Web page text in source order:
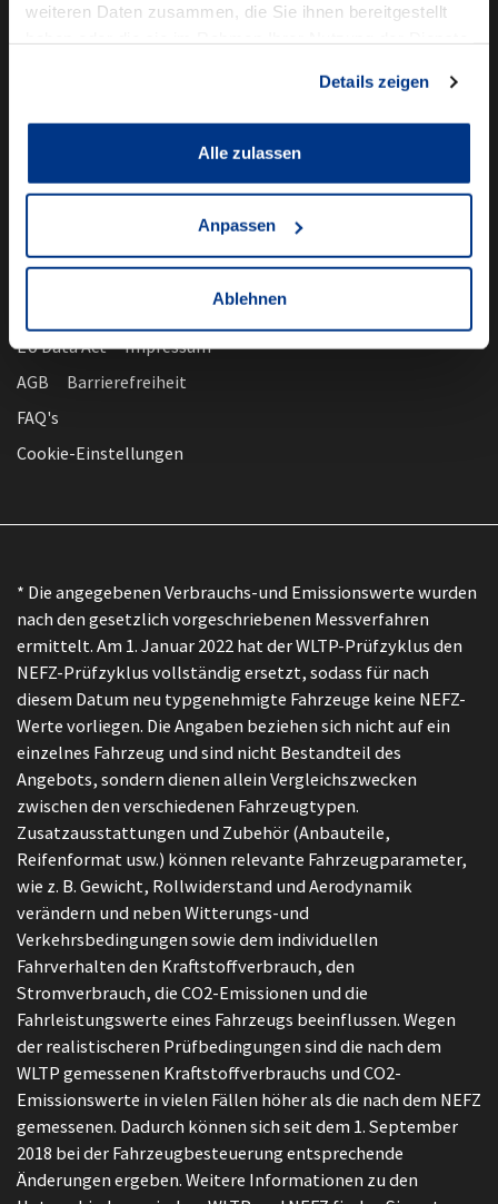
weiteren Daten zusammen, die Sie ihnen bereitgestellt
Details zeigen
Alle zulassen
Anpassen
Ablehnen
Autowelt Schmidt
News & Events
Ausbildung
EU Data Act
Impressum
AGB
Barrierefreiheit
FAQ's
Cookie-Einstellungen
* Die angegebenen Verbrauchs-und Emissionswerte wurden
nach den gesetzlich vorgeschriebenen Messverfahren
ermittelt. Am 1. Januar 2022 hat der WLTP-Prüfzyklus den
NEFZ-Prüfzyklus vollständig ersetzt, sodass für nach
diesem Datum neu typgenehmigte Fahrzeuge keine NEFZ-
Werte vorliegen. Die Angaben beziehen sich nicht auf ein
einzelnes Fahrzeug und sind nicht Bestandteil des
Angebots, sondern dienen allein Vergleichszwecken
zwischen den verschiedenen Fahrzeugtypen.
Zusatzausstattungen und Zubehör (Anbauteile,
Reifenformat usw.) können relevante Fahrzeugparameter,
wie z. B. Gewicht, Rollwiderstand und Aerodynamik
verändern und neben Witterungs-und
Verkehrsbedingungen sowie dem individuellen
Fahrverhalten den Kraftstoffverbrauch, den
Stromverbrauch, die CO2-Emissionen und die
Fahrleistungswerte eines Fahrzeugs beeinflussen. Wegen
der realistischeren Prüfbedingungen sind die nach dem
WLTP gemessenen Kraftstoffverbrauchs und CO2-
Emissionswerte in vielen Fällen höher als die nach dem NEFZ
gemessenen. Dadurch können sich seit dem 1. September
2018 bei der Fahrzeugbesteuerung entsprechende
Änderungen ergeben. Weitere Informationen zu den